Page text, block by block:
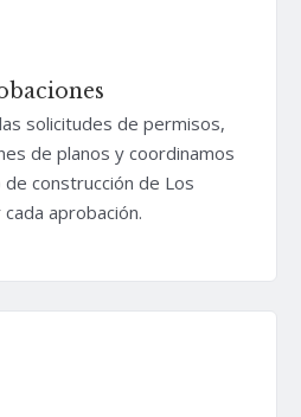
solicitudes de permisos,
de planos y coordinamos
construcción de Los
aprobación.